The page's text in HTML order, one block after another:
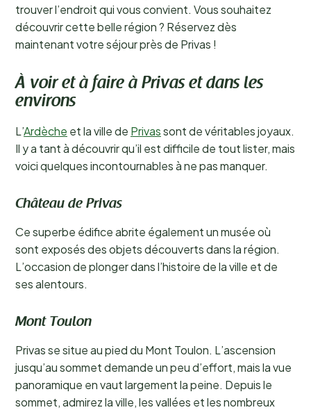
trouver l’endroit qui vous convient. Vous souhaitez
découvrir cette belle région ? Réservez dès
maintenant votre séjour près de Privas !
À voir et à faire à Privas et dans les
environs
L’Ardèche et la ville de Privassont de véritables joyaux.
Il y a tant à découvrir qu’il est difficile de tout lister, mais
voici quelques incontournables à ne pas manquer.
Château de Privas
Ce superbe édifice abrite également un musée où
sont exposés des objets découverts dans la région.
L’occasion de plonger dans l’histoire de la ville et de
ses alentours.
Mont Toulon
Privas se situe au pied du Mont Toulon. L’ascension
jusqu’au sommet demande un peu d’effort, mais la vue
panoramique en vaut largement la peine. Depuis le
sommet, admirez la ville, les vallées et les nombreux